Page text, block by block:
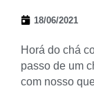
18/06/2021
Horá do chá
passo de um
com nosso